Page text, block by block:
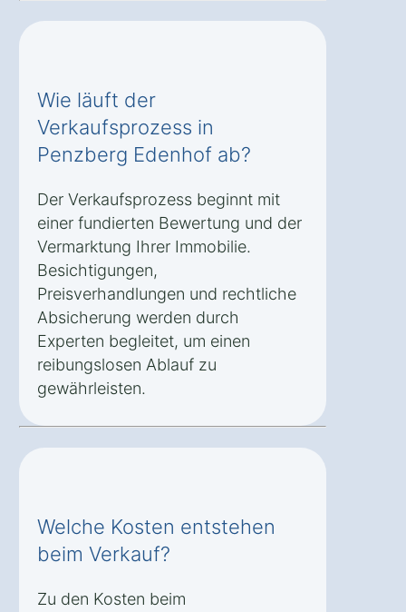
Wie läuft der
Verkaufsprozess in
Penzberg Edenhof ab?
Der Verkaufsprozess beginnt mit
einer fundierten Bewertung und der
Vermarktung Ihrer Immobilie.
Besichtigungen,
Preisverhandlungen und rechtliche
Absicherung werden durch
Experten begleitet, um einen
reibungslosen Ablauf zu
gewährleisten.
Welche Kosten entstehen
beim Verkauf?
Zu den Kosten beim